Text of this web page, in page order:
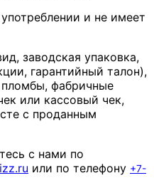
и не имеет
заводская упаковка,
гарантийный талон),
пломбы, фабричные
или кассовый чек,
с проданным
с нами по
.ru или по телефону +7-